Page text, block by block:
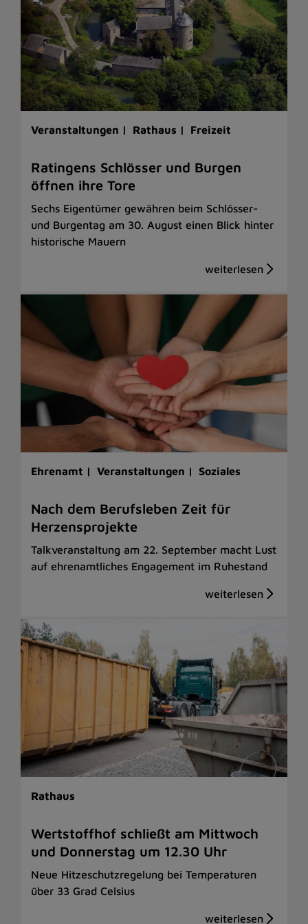
Veranstaltungen | Rathaus | Freizeit
Ratingens Schlösser und Burgen
öffnen ihre Tore
Sechs Eigentümer gewähren beim Schlösser-
und Burgentag am 30. August einen Blick hinter
historische Mauern
Ehrenamt | Veranstaltungen | Soziales
Nach dem Berufsleben Zeit für
Herzensprojekte
Talkveranstaltung am 22. September macht Lust
auf ehrenamtliches Engagement im Ruhestand
Rathaus
Wertstoffhof schließt am Mittwoch
und Donnerstag um 12.30 Uhr
Neue Hitzeschutzregelung bei Temperaturen
über 33 Grad Celsius